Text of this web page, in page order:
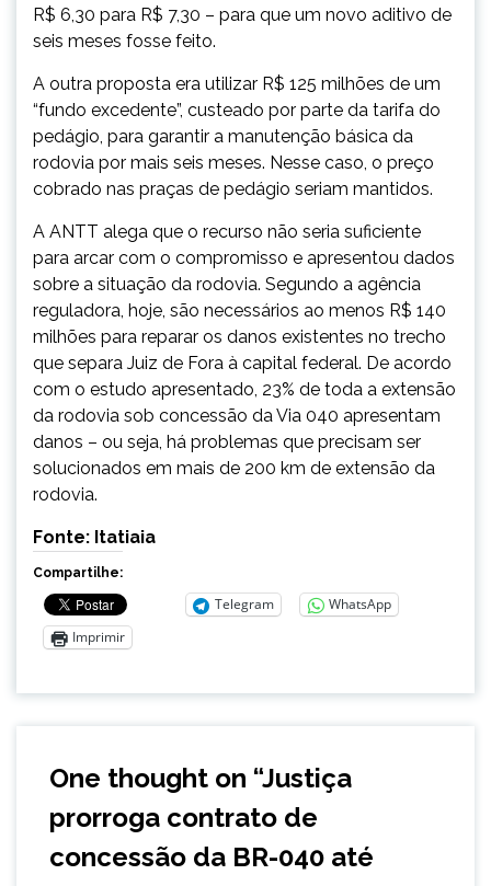
R$ 6,30 para R$ 7,30 – para que um novo aditivo de
seis meses fosse feito.
A outra proposta era utilizar R$ 125 milhões de um
“fundo excedente”, custeado por parte da tarifa do
pedágio, para garantir a manutenção básica da
rodovia por mais seis meses. Nesse caso, o preço
cobrado nas praças de pedágio seriam mantidos.
A ANTT alega que o recurso não seria suficiente
para arcar com o compromisso e apresentou dados
sobre a situação da rodovia. Segundo a agência
reguladora, hoje, são necessários ao menos R$ 140
milhões para reparar os danos existentes no trecho
que separa Juiz de Fora à capital federal. De acordo
com o estudo apresentado, 23% de toda a extensão
da rodovia sob concessão da Via 040 apresentam
danos – ou seja, há problemas que precisam ser
solucionados em mais de 200 km de extensão da
rodovia.
Fonte: Itatiaia
Compartilhe:
Telegram
WhatsApp
Imprimir
One thought on “Justiça
prorroga contrato de
concessão da BR-040 até